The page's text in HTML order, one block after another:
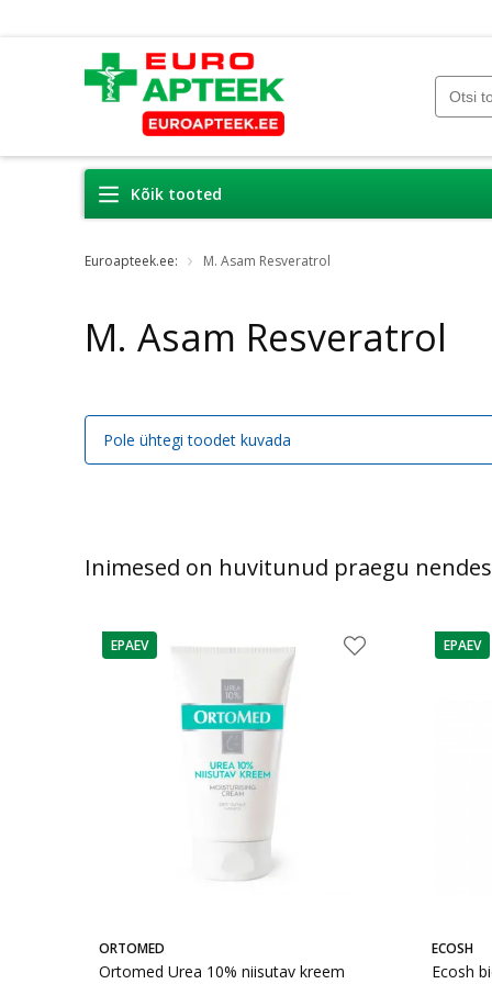
Kõik tooted
Euroapteek.ee: M. Asam Resveratrol
M. Asam Resveratrol
Pole ühtegi toodet kuvada
Inimesed on huvitunud praegu
nõuanne
EPAEV
ORTOMED
Ortomed Urea 10% niisutav kreem
nõuanne
EPAEV
ECOSH
Ecosh